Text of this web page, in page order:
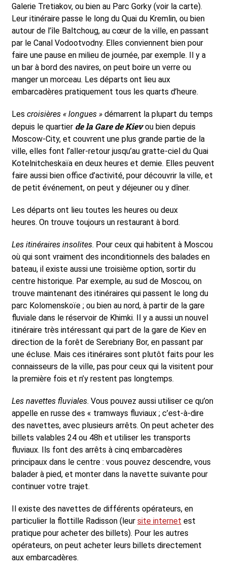
Galerie Tretiakov, ou bien au Parc Gorky (voir la carte).
Leur itinéraire passe le long du Quai du Kremlin, ou bien
autour de l’île Baltchoug, au cœur de la ville, en passant
par le Canal Vodootvodny. Elles conviennent bien pour
faire une pause en milieu de journée, par exemple. Il y a
un bar à bord des navires, on peut boire un verre ou
manger un morceau. Les départs ont lieu aux
embarcadères pratiquement tous les quarts d’heure.
Les croisières « longues » démarrent la plupart du temps
depuis le quartier de la Gare de Kievou bien depuis
Moscow-City, et couvrent une plus grande partie de la
ville, elles font l’aller-retour jusqu’au gratte-ciel du Quai
Kotelnitcheskaïa en deux heures et demie. Elles peuvent
faire aussi bien office d’activité, pour découvrir la ville, et
de petit événement, on peut y déjeuner ou y dîner.
Les départs ont lieu toutes les heures ou deux
heures. On trouve toujours un restaurant à bord.
Les itinéraires insolites. Pour ceux qui habitent à Moscou
où qui sont vraiment des inconditionnels des balades en
bateau, il existe aussi une troisième option, sortir du
centre historique. Par exemple, au sud de Moscou, on
trouve maintenant des itinéraires qui passent le long du
parc Kolomenskoïe ; ou bien au nord, à partir de la gare
fluviale dans le réservoir de Khimki. Il y a aussi un nouvel
itinéraire très intéressant qui part de la gare de Kiev en
direction de la forêt de Serebriany Bor, en passant par
une écluse. Mais ces itinéraires sont plutôt faits pour les
connaisseurs de la ville, pas pour ceux qui la visitent pour
la première fois et n’y restent pas longtemps.
Les navettes fluviales. Vous pouvez aussi utiliser ce qu’on
appelle en russe des « tramways fluviaux ; c’est-à-dire
des navettes, avec plusieurs arrêts. On peut acheter des
billets valables 24 ou 48h et utiliser les transports
fluviaux. Ils font des arrêts à cinq embarcadères
principaux dans le centre : vous pouvez descendre, vous
balader à pied, et monter dans la navette suivante pour
continuer votre trajet.
Il existe des navettes de différents opérateurs, en
particulier la flottille Radisson (leur site internet est
pratique pour acheter des billets). Pour les autres
opérateurs, on peut acheter leurs billets directement
aux embarcadères.